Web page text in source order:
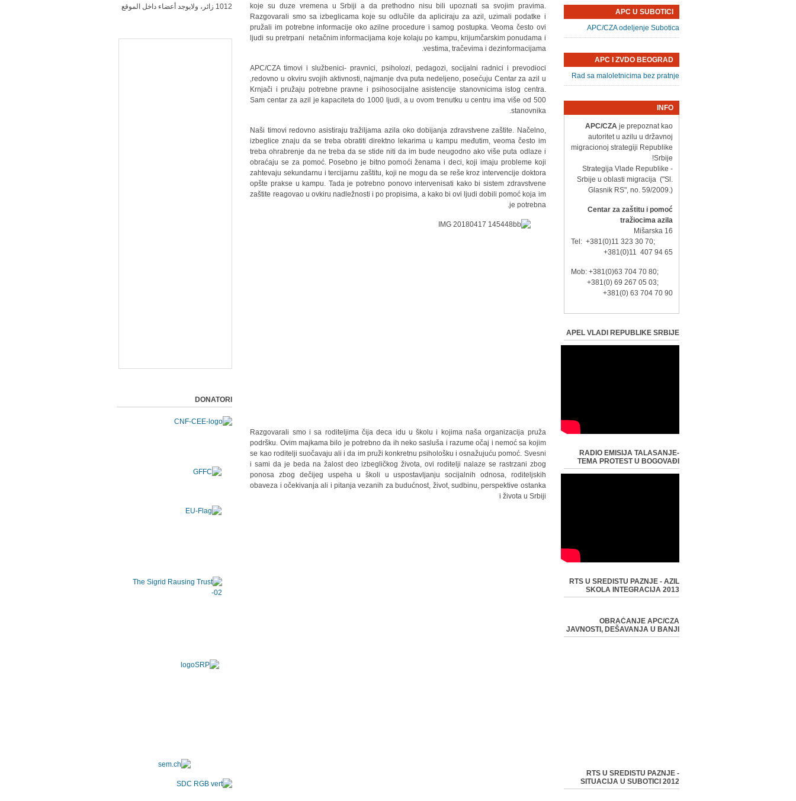
koje su duze vremena u Srbiji a da prethodno nisu bili upoznati sa svojim pravima.
Razgovarali smo sa izbeglicama koje su odlučile da apliciraju za azil, uzimali podatke i
pružali im potrebne informacije oko azilne procedure i samog postupka. Veoma često ovi
ljudi su pretrpani netačnim informacijama koje kolaju po kampu, krijumčarskim ponudama i
vestima, tračevima i dezinformacijama.
APC/CZA timovi i službenici- pravnici, psiholozi, pedagozi, socijalni radnici i prevodioci
,redovno u okviru svojih aktivnosti, najmanje dva puta nedeljeno, posećuju Centar za azil u
Krnjači i pružaju potrebne pravne i psihosocijalne asistencije stanovnicima istog centra.
Sam centar za azil je kapaciteta do 1000 ljudi, a u ovom trenutku u centru ima više od 500
stanovnika.
Naši timovi redovno asistiraju tražiljama azila oko dobijanja zdravstvene zaštite. Načelno,
izbeglice znaju da se treba obratiti direktno lekarima u kampu međutim, veoma često im
treba ohrabrenje da ne treba da se stide niti da im bude neugodno ako više puta odlaze i
obraćaju se za pomoć. Posebno je bitno pomoći ženama i deci, koji imaju probleme koji
zahtevaju sekundarnu i tercijarnu zaštitu, koji ne mogu da se reše kroz intervencije doktora
opšte prakse u kampu. Tada je potrebno ponovo intervenisati kako bi sistem zdravstvene
zaštite reagovao u ovkiru nadležnosti i po propisima, a kako bi ovi ljudi dobili pomoć koja im
je potrebna.
Razgovarali smo i sa roditeljima čija deca idu u školu i kojima naša organizacija pruža
podršku. Ovim majkama bilo je potrebno da ih neko sasluša i razume očaj i nemoć sa kojim
se kao roditelji suočavaju ali i da im pruži konkretnu psihološku i osnažujuću pomoć. Svesni
i sami da je beda na žalost deo izbegličkog života, ovi roditelji nalaze se rastrzani zbog
ponosa zbog dečijeg uspeha u školi u uspostavljanju socijalnih odnosa, roditeljskih
obaveza i očekivanja ali i pitanja vezanih za budućnost, život, sudbinu, perspektive ostanka
i života u Srbiji
1012 زائر، ولايوجد أعضاء داخل الموقع
DONATORI
APC U SUBOTICI
APC/CZA odeljenje Subotica
APC I ZVDO BEOGRAD
Rad sa maloletnicima bez pratnje
INFO
APC/CZA je prepoznat kao
autoritet u azilu u državnoj
migracionoj strategiji Republike
Srbije!
- Strategija Vlade Republike
Srbije u oblasti migracija ("Sl.
Glasnik RS", no. 59/2009.)
Centar za zaštitu i pomoć
tražiocima azila
Mišarska 16
Tel: +381(0)11 323 30 70;
+381(0)11 407 94 65
Mob: +381(0)63 704 70 80;
+381(0) 69 267 05 03;
+381(0) 63 704 70 90
APEL VLADI REPUBLIKE SRBIJE
RADIO EMISIJA TALASANJE-
TEMA PROTEST U BOGOVAĐI
RTS U SREDISTU PAZNJE - AZIL
SKOLA INTEGRACIJA 2013
OBRAĆANJE APC/CZA
JAVNOSTI, DEŠAVANJA U BANJI
RTS U SREDISTU PAZNJE -
SITUACIJA U SUBOTICI 2012